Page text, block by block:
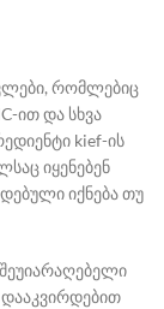
რომლებიც
ით და სხვა
kief-ის
იყენებენ
იქნება თუ